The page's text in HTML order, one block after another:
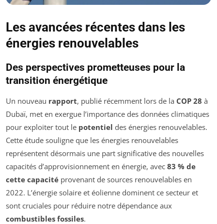
Les avancées récentes dans les
énergies renouvelables
Des perspectives prometteuses pour la
transition énergétique
Un nouveau rapport, publié récemment lors de la COP 28 à
Dubaï, met en exergue l’importance des données climatiques
pour exploiter tout le potentiel des énergies renouvelables.
Cette étude souligne que les énergies renouvelables
représentent désormais une part significative des nouvelles
capacités d’approvisionnement en énergie, avec 83 % de
cette capacité provenant de sources renouvelables en
2022. L’énergie solaire et éolienne dominent ce secteur et
sont cruciales pour réduire notre dépendance aux
combustibles fossiles.